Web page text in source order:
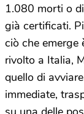
1.080 morti o
già certificati.
ciò che emerge
rivolto a Italia,
quello di
immediate,